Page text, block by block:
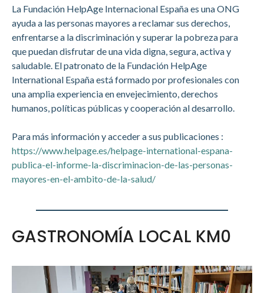
La Fundación HelpAge Internacional España es una ONG
ayuda a las personas mayores a reclamar sus derechos,
enfrentarse a la discriminación y superar la pobreza para
que puedan disfrutar de una vida digna, segura, activa y
saludable. El patronato de la Fundación HelpAge
International España está formado por profesionales con
una amplia experiencia en envejecimiento, derechos
humanos, políticas públicas y cooperación al desarrollo.
Para más información y acceder a sus publicaciones :
https://www.helpage.es/helpage-international-espana-
publica-el-informe-la-discriminacion-de-las-personas-
mayores-en-el-ambito-de-la-salud/
GASTRONOMÍA LOCAL KM0